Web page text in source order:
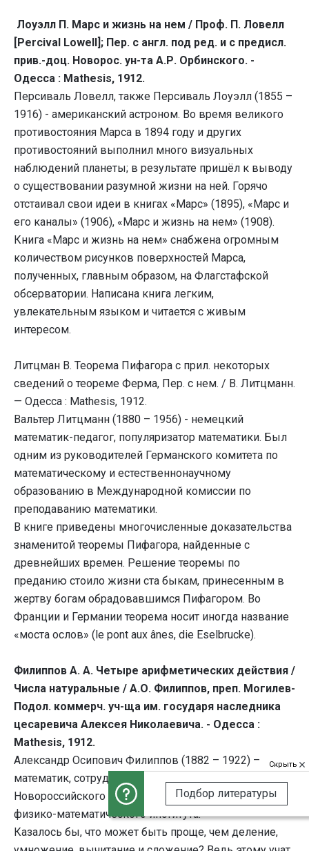
Лоуэлл П. Марс и жизнь на нем / Проф. П. Ловелл
[Percival Lowell]; Пер. с англ. под ред. и с предисл.
прив.-доц. Новорос. ун-та А.Р. Орбинского. -
Одесса : Mathesis, 1912.
Персиваль Ловелл, также Персиваль Лоуэлл (1855 –
1916) - американский астроном. Во время великого
противостояния Марса в 1894 году и других
противостояний выполнил много визуальных
наблюдений планеты; в результате пришёл к выводу
о существовании разумной жизни на ней. Горячо
отстаивал свои идеи в книгах «Марс» (1895), «Марс и
его каналы» (1906), «Марс и жизнь на нем» (1908).
Книга «Марс и жизнь на нем» снабжена огромным
количеством рисунков поверхностей Марса,
полученных, главным образом, на Флагстафской
обсерватории. Написана книга легким,
увлекательным языком и читается с живым
интересом.
Литцман В. Теорема Пифагора с прил. некоторых
сведений о теореме Ферма, Пер. с нем. / В. Литцманн.
— Одесса : Mathesis, 1912.
Вальтер Литцманн (1880 – 1956) - немецкий
математик-педагог, популяризатор математики. Был
одним из руководителей Германского комитета по
математическому и естественнонаучному
образованию в Международной комиссии по
преподаванию математики.
В книге приведены многочисленные доказательства
знаменитой теоремы Пифагора, найденные с
древнейших времен. Решение теоремы по
преданию стоило жизни ста быкам, принесенным в
жертву богам обрадовавшимся Пифагором. Во
Франции и Германии теорема носит иногда название
«моста ослов» (le pont aux ânes, die Eselbrucke).
Филиппов А. А. Четыре арифметических действия /
Числа натуральные / А.О. Филиппов, преп. Могилев-
Подол. коммерч. уч-ща им. государя наследника
цесаревича Алексея Николаевича. - Одесса :
Mathesis, 1912.
Александр Осипович Филиппов (1882 – 1922) –
математик, сотрудник кафедры чистой математики
Новороссийского (Одесского) университета, затем
физико-математического института.
Казалось бы, что может быть проще, чем деление,
Скрыть
Подбор литературы